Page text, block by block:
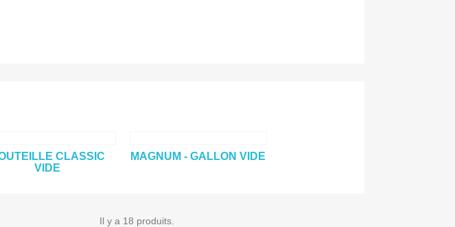
CLASSIC
VIDE
MAGNUM - GALLON VIDE
Il y a 18 produits.